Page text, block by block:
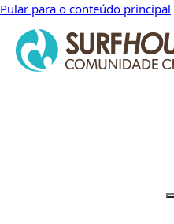
Pular para o conteúdo principal